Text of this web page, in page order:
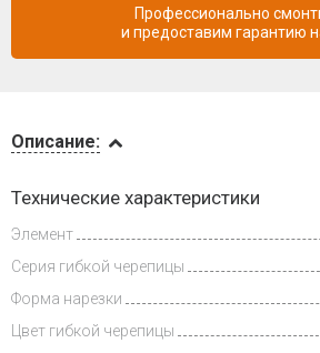
Видеообзоры
Доставка
Описание:
Технические характеристики
Элемент
Серия гибкой черепицы
Форма нарезки
Цвет гибкой черепицы
Профессионально
и предоставим гарантию